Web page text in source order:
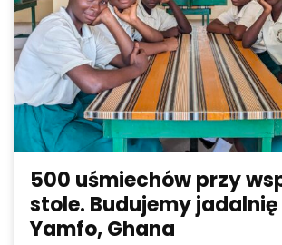
500 uśmiechów przy
stole. Budujemy
Yamfo, Ghana